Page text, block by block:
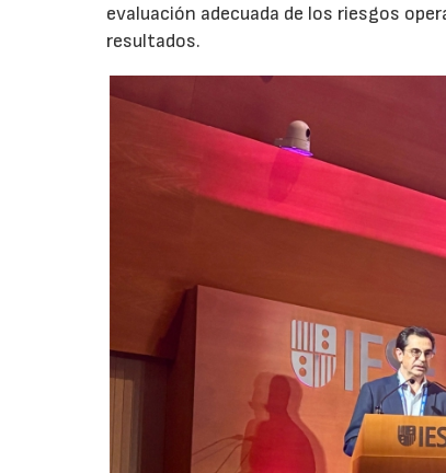
evaluación adecuada de los riesgos
resultados.